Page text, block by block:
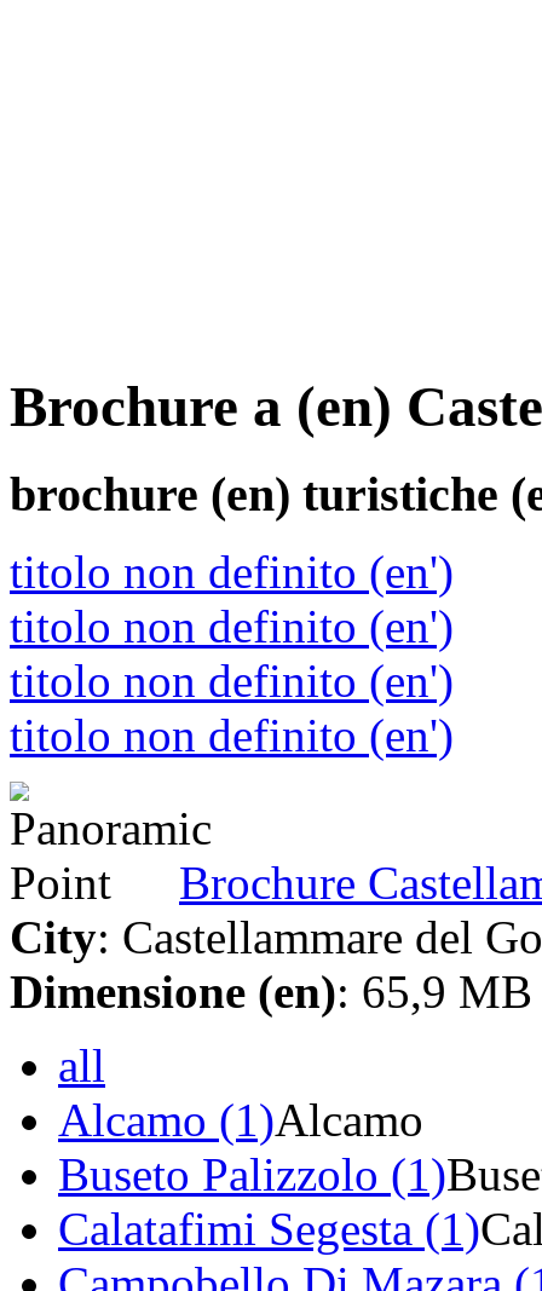
Brochure a (en)
brochure (en) turistiche
titolo non definito (en')
titolo non definito (en')
titolo non definito (en')
titolo non definito (en')
Brochure
City: Castellammare del
Dimensione (en): 65,9 MB
all
Alcamo (1)Alcamo
Buseto Palizzolo (1)
Calatafimi Segesta (1)